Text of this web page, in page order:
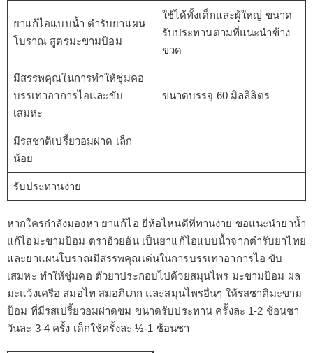
ยาแก้ไอแบบน้ำ ตำรับยาแผน
โบราณ สูตรมะขามป้อม
ใช้ได้ทั้งเด็กและผู้ใหญ่ ขนาด
รับประทานตามที่แนะนำข้าง
ขวด
มีสรรพคุณในการทำให้ชุ่มคอ
บรรเทาอาการไอและขับ
เสมหะ
ขนาดบรรจุ 60 มิลลิลิตร
มีรสชาติเปรี้ยวอมฝาด เล็ก
น้อย
รับประทานง่าย
หากใครกำลังมองหา ยาแก้ไอ ยี่ห้อไหนดีที่ทานง่าย ขอแนะนำยาน้ำ
แก้ไอมะขามป้อม ตราอ้วยอัน เป็นยาแก้ไอแบบน้ำจากตำรับยาไทย
และยาแผนโบราณมีสรรพคุณเด่นในการบรรเทาอาการไอ ขับ
เสมหะ ทำให้ชุ่มคอ ตัวยาประกอบไปด้วยสมุนไพร มะขามป้อม ผล
มะแว้งเครือ สมอไท สมอภิเภก และสมุนไพรอื่นๆ ให้รสชาติมะขาม
ป้อม ที่มีรสเปรี้ยวอมฝาดขม ขนาดรับประทาน ครั้งละ 1-2 ช้อนชา
วันละ 3-4 ครั้ง เด็กใช้ครั้งละ ½-1 ช้อนชา